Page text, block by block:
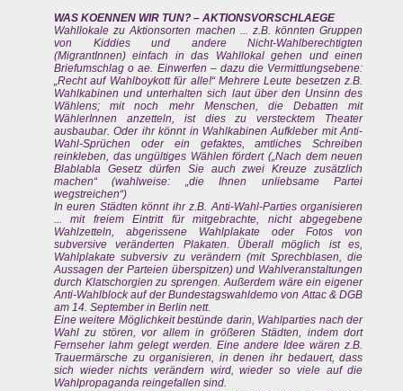
WAS KOENNEN WIR TUN? – AKTIONSVORSCHLAEGE
Wahllokale zu Aktionsorten machen ... z.B. könnten Gruppen
von Kiddies und andere Nicht-Wahlberechtigten
(MigrantInnen) einfach in das Wahllokal gehen und einen
Briefumschlag o ae. Einwerfen – dazu die Vermittlungsebene:
„Recht auf Wahlboykott für alle!“ Mehrere Leute besetzen z.B.
Wahlkabinen und unterhalten sich laut über den Unsinn des
Wählens; mit noch mehr Menschen, die Debatten mit
WählerInnen anzetteln, ist dies zu verstecktem Theater
ausbaubar. Oder ihr könnt in Wahlkabinen Aufkleber mit Anti-
Wahl-Sprüchen oder ein gefaktes, amtliches Schreiben
reinkleben, das ungültiges Wählen fördert („Nach dem neuen
Blablabla Gesetz dürfen Sie auch zwei Kreuze zusätzlich
machen“ (wahlweise: „die Ihnen unliebsame Partei
wegstreichen“)
In euren Städten könnt ihr z.B. Anti-Wahl-Parties organisieren
... mit freiem Eintritt für mitgebrachte, nicht abgegebene
Wahlzetteln, abgerissene Wahlplakate oder Fotos von
subversive veränderten Plakaten. Überall möglich ist es,
Wahlplakate subversiv zu verändern (mit Sprechblasen, die
Aussagen der Parteien überspitzen) und Wahlveranstaltungen
durch Klatschorgien zu sprengen. Außerdem wäre ein eigener
Anti-Wahlblock auf der Bundestagswahldemo von Attac & DGB
am 14. September in Berlin nett.
Eine weitere Möglichkeit bestünde darin, Wahlparties nach der
Wahl zu stören, vor allem in größeren Städten, indem dort
Fernseher lahm gelegt werden. Eine andere Idee wären z.B.
Trauermärsche zu organisieren, in denen ihr bedauert, dass
sich wieder nichts verändern wird, wieder so viele auf die
Wahlpropaganda reingefallen sind.